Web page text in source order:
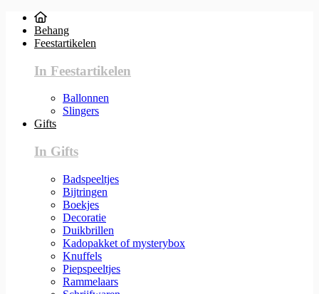
Behang
Feestartikelen
In Feestartikelen
Ballonnen
Slingers
Gifts
In Gifts
Badspeeltjes
Bijtringen
Boekjes
Decoratie
Duikbrillen
Kadopakket of mysterybox
Knuffels
Piepspeeltjes
Rammelaars